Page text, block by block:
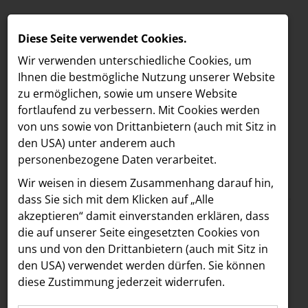
MELDUNGEN
LOEBELL NORDBERG
INNER
aehre
Astoria Artshow
B/S/H Hausgeräte
Meldungen / The Companion
Text Bilder
09.03.2026
Mehr Flair für die
Mariahilfer Straße:
Diese Seite verwendet Cookies.
Wir verwenden unterschiedliche Cookies, um
Ihnen die best­mögliche Nutzung unserer Website
zu ermöglichen, sowie um unsere Website
fortlaufend zu verbessern. Mit Cookies werden
von uns sowie von Drittanbietern (auch mit Sitz in
den USA) unter anderem auch
personenbezogene Daten verarbeitet.
Wir weisen in diesem Zusammenhang darauf hin,
dass Sie sich mit dem Klicken auf „Alle
akzeptieren“ damit ein­ver­standen erklären, dass
die auf unserer Seite eingesetzten Cookies von
uns und von den Drittanbietern (auch mit Sitz in
den USA) verwendet werden dürfen. Sie können
diese Zustimmung jederzeit widerrufen.